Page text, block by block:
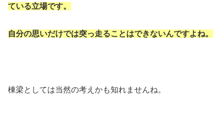
ている立場です。
自分の思いだけでは突っ走ることはできないんですよね。
棟梁としては当然の考えかも知れませんね。